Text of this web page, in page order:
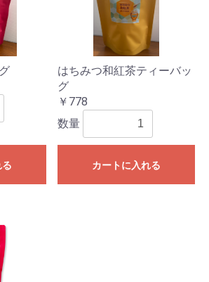
はちみつ和紅茶ティーバッ
グ
￥778
数量
カートに入れる